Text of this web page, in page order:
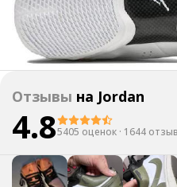
Отзывы на Jordan
4.85405 оценок · 1644